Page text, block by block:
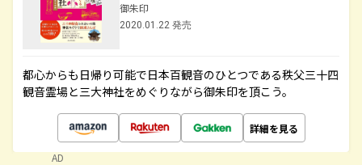
御朱印
2020.01.22 発売
都心からも日帰り可能で日本百観音のひとつである秩父三十四
観音霊場と三大神社をめぐりながら御朱印を頂こう。
詳細を見る
AD